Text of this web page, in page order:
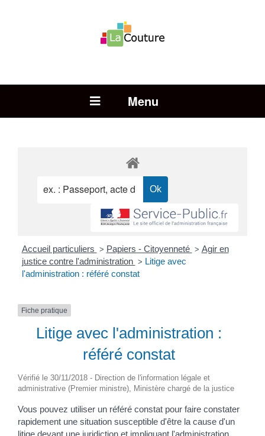
Open Menu
Accueil particuliers > Papiers - Citoyenneté > Agir en
justice contre l'administration > Litige avec
l'administration : référé constat
Fiche pratique
Litige avec l'administration :
référé constat
Vérifié le 30/11/2018 - Direction de l'information légale et
administrative (Premier ministre), Ministère chargé de la justice
Vous pouvez utiliser un référé constat pour faire constater
rapidement une situation susceptible d'être la cause d'un
litige devant une juridiction et impliquant l'administration.